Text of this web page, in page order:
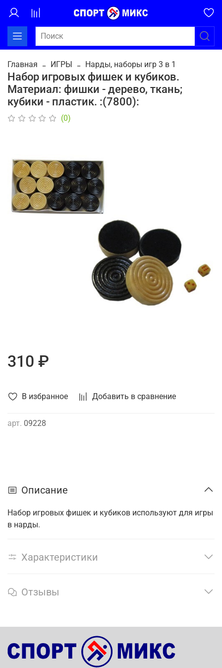
Главная ИГРЫ Нарды, наборы игр 3 в 1
Набор игровых фишек и кубиков.
Материал: фишки - дерево, ткань;
кубики - пластик. :(7800):
(0)
В избранное Добавить в сравнение
арт. 09228
310 ₽
Описание
Набор игровых фишек и кубиков используют для игры
в нарды.
Характеристики
Отзывы